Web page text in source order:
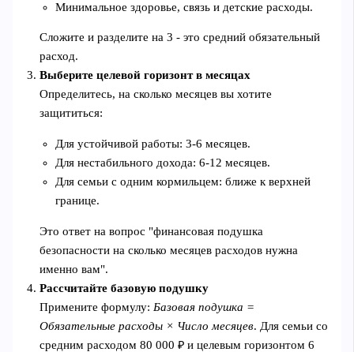
Минимальное здоровье, связь и детские расходы.
Сложите и разделите на 3 - это средний обязательный
расход.
Выберите целевой горизонт в месяцах
Определитесь, на сколько месяцев вы хотите
защититься:
Для устойчивой работы: 3-6 месяцев.
Для нестабильного дохода: 6-12 месяцев.
Для семьи с одним кормильцем: ближе к верхней
границе.
Это ответ на вопрос "финансовая подушка
безопасности на сколько месяцев расходов нужна
именно вам".
Рассчитайте базовую подушку
Примените формулу: Базовая подушка =
Обязательные расходы × Число месяцев. Для семьи со
средним расходом 80 000 ₽ и целевым горизонтом 6